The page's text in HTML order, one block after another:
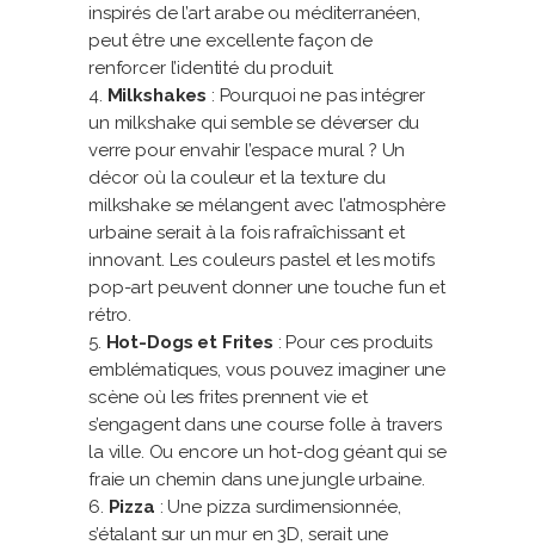
inspirés de l’art arabe ou méditerranéen,
peut être une excellente façon de
renforcer l’identité du produit.
Milkshakes : Pourquoi ne pas intégrer
un milkshake qui semble se déverser du
verre pour envahir l’espace mural ? Un
décor où la couleur et la texture du
milkshake se mélangent avec l’atmosphère
urbaine serait à la fois rafraîchissant et
innovant. Les couleurs pastel et les motifs
pop-art peuvent donner une touche fun et
rétro.
Hot-Dogs et Frites : Pour ces produits
emblématiques, vous pouvez imaginer une
scène où les frites prennent vie et
s’engagent dans une course folle à travers
la ville. Ou encore un hot-dog géant qui se
fraie un chemin dans une jungle urbaine.
Pizza : Une pizza surdimensionnée,
s’étalant sur un mur en 3D, serait une